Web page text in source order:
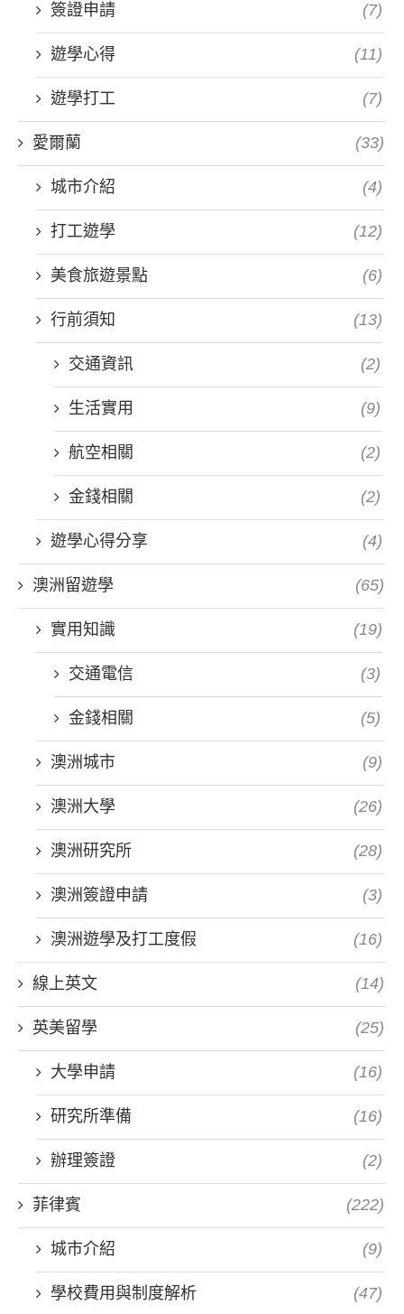
簽證申請 (7)
遊學心得 (11)
遊學打工 (7)
愛爾蘭 (33)
城市介紹 (4)
打工遊學 (12)
美食旅遊景點 (6)
行前須知 (13)
交通資訊 (2)
生活實用 (9)
航空相關 (2)
金錢相關 (2)
遊學心得分享 (4)
澳洲留遊學 (65)
實用知識 (19)
交通電信 (3)
金錢相關 (5)
澳洲城市 (9)
澳洲大學 (26)
澳洲研究所 (28)
澳洲簽證申請 (3)
澳洲遊學及打工度假 (16)
線上英文 (14)
英美留學 (25)
大學申請 (16)
研究所準備 (16)
辦理簽證 (2)
菲律賓 (222)
城市介紹 (9)
學校費用與制度解析 (47)